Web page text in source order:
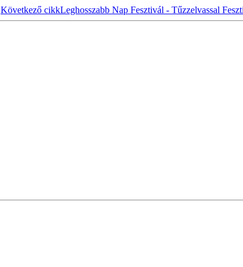
Következő cikkLeghosszabb Nap Fesztivál - Tűzzelvassal